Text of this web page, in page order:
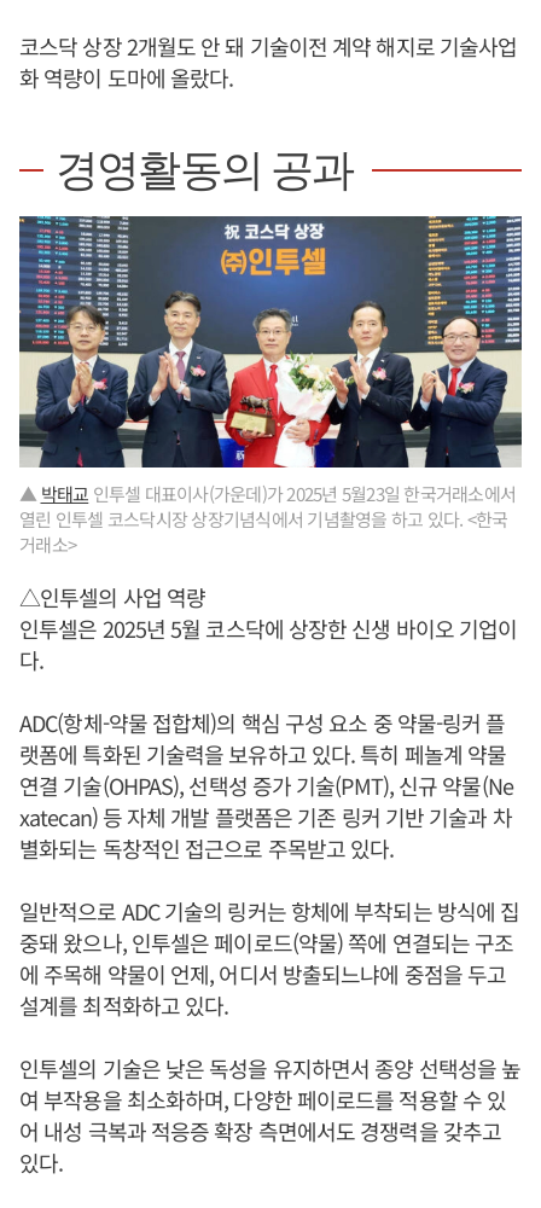
코스닥 상장 2개월도 안 돼 기술이전 계약 해지로 기술사업
화 역량이 도마에 올랐다.
경영활동의 공과
▲ 박태교 인투셀 대표이사(가운데)가 2025년 5월23일 한국거래소에서
열린 인투셀 코스닥시장 상장기념식에서 기념촬영을 하고 있다. <한국
거래소>
△인투셀의 사업 역량
인투셀은 2025년 5월 코스닥에 상장한 신생 바이오 기업이
다.
ADC(항체-약물 접합체)의 핵심 구성 요소 중 약물-링커 플
랫폼에 특화된 기술력을 보유하고 있다. 특히 페놀계 약물
연결 기술(OHPAS), 선택성 증가 기술(PMT), 신규 약물(Ne
xatecan) 등 자체 개발 플랫폼은 기존 링커 기반 기술과 차
별화되는 독창적인 접근으로 주목받고 있다.
일반적으로 ADC 기술의 링커는 항체에 부착되는 방식에 집
중돼 왔으나, 인투셀은 페이로드(약물) 쪽에 연결되는 구조
에 주목해 약물이 언제, 어디서 방출되느냐에 중점을 두고
설계를 최적화하고 있다.
인투셀의 기술은 낮은 독성을 유지하면서 종양 선택성을 높
여 부작용을 최소화하며, 다양한 페이로드를 적용할 수 있
어 내성 극복과 적응증 확장 측면에서도 경쟁력을 갖추고
있다.